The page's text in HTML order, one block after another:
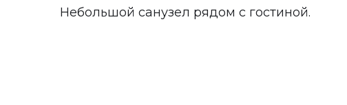
Небольшой санузел рядом с гостиной.